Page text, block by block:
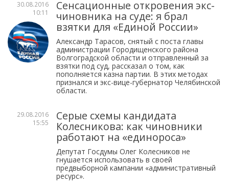
30.08.2016
10:11
Сенсационные откровения экс-
чиновника на суде: я брал
взятки для «Единой России»
Александр Тарасов, снятый с поста главы
администрации Городищенского района
Волгоградской области и отправленный за
взятки под суд, рассказал о том, как
пополняется казна партии. В этих методах
признался и экс-вице-губернатор Челябинской
области.
29.08.2016
15:55
Серые схемы кандидата
Колесникова: как чиновники
работают на «единороса»
Депутат Госдумы Олег Колесников не
гнушается использовать в своей
предвыборной кампании «административный
ресурс».